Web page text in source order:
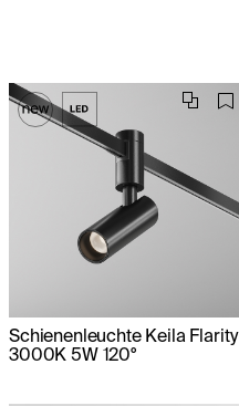
Schienenleuchte Keila Flarity
3000K 5W 120°